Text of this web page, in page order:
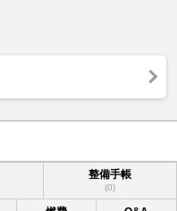
整備手帳
(0)